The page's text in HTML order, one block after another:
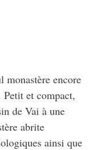
monastère encore
et compact,
de Vai à une
abrite
ainsi que